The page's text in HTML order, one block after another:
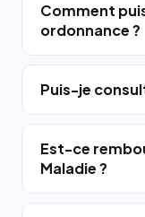
Comment
ordonnance ?
Puis-je
Est-ce
Maladie ?